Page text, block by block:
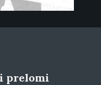
prelomi